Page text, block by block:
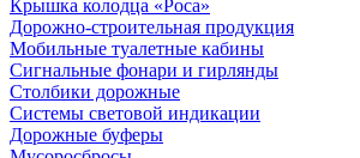
Крышка колодца «Роса»
Дорожно-строительная продукция
Мобильные туалетные кабины
Сигнальные фонари и гирлянды
Столбики дорожные
Системы световой индикации
Дорожные буферы